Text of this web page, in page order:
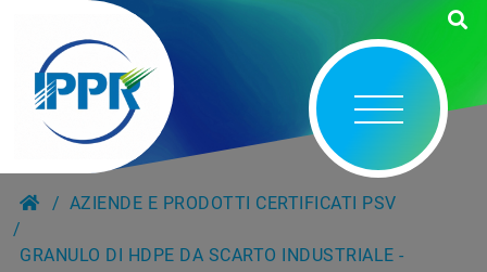
AZIENDE E PRODOTTI CERTIFICATI PSV
GRANULO DI HDPE DA SCARTO INDUSTRIALE -